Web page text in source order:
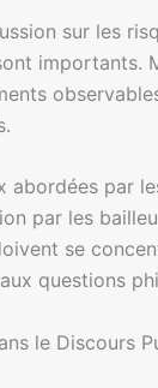
sur les
importants.
abordées par
par les
se
questions
le Discours